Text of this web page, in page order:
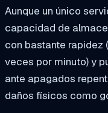
Aunque un único
capacidad de
con bastante rapidez
veces por minuto) y
ante apagados
daños físicos como